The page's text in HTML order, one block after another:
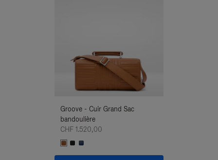
Groove - Cuir Grand Sac
bandoulière
CHF 1.520,00